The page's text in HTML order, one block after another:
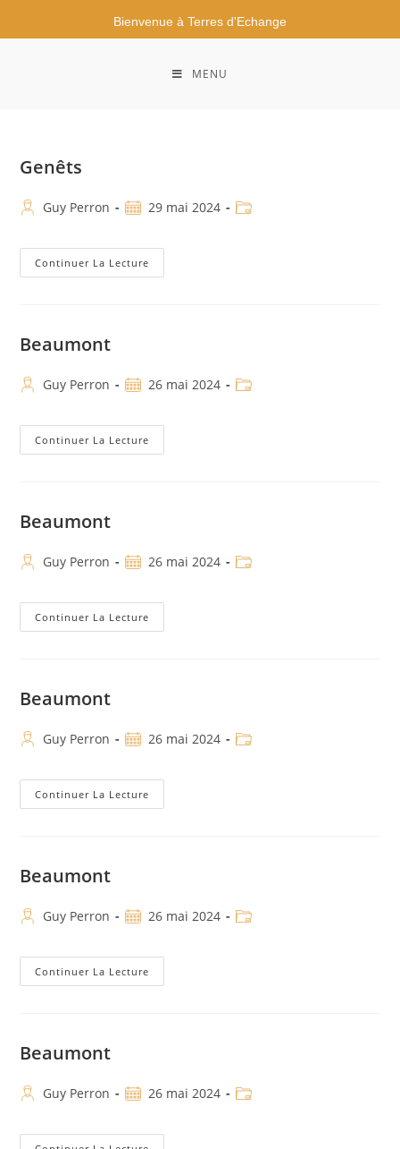
Bienvenue à Terres d'Echange
MENU
Genêts
Guy Perron 29 mai 2024
Continuer La Lecture
Beaumont
Guy Perron 26 mai 2024
Continuer La Lecture
Beaumont
Guy Perron 26 mai 2024
Continuer La Lecture
Beaumont
Guy Perron 26 mai 2024
Continuer La Lecture
Beaumont
Guy Perron 26 mai 2024
Continuer La Lecture
Beaumont
Guy Perron 26 mai 2024